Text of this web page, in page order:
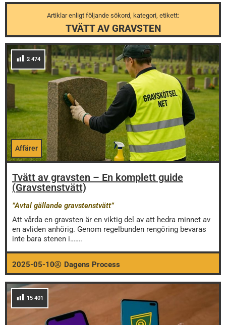
Artiklar enligt följande sökord, kategori, etikett:
TVÄTT AV GRAVSTEN
2 474
Affärer
Tvätt av gravsten – En komplett guide
(Gravstenstvätt)
”Avtal gällande gravstenstvätt”
Att vårda en gravsten är en viktig del av att hedra minnet av
en avliden anhörig. Genom regelbunden rengöring bevaras
inte bara stenen i…….
2025-05-10 Dagens Process
15 401